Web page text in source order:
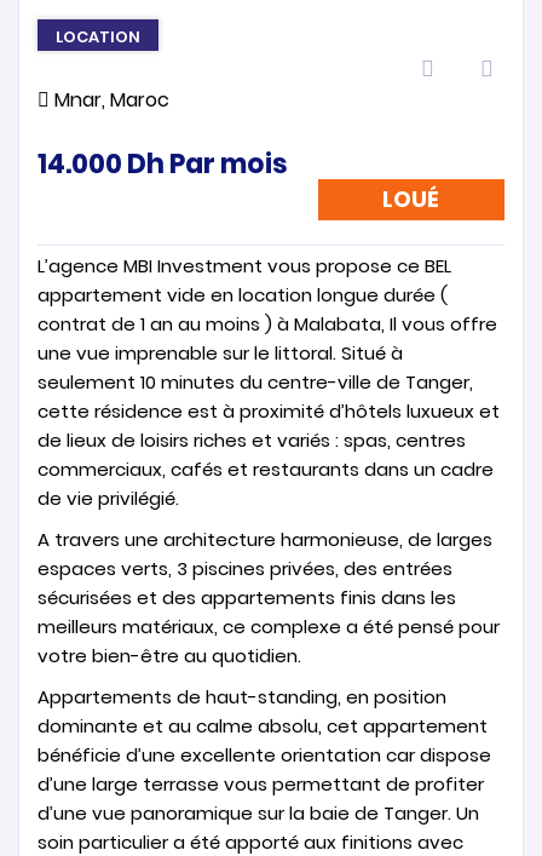
LOCATION
Mnar, Maroc
14.000DhPar mois
LOUÉ
L’agence MBI Investment vous propose ce BEL
appartement vide en location longue durée (
contrat de 1 an au moins ) à Malabata, Il vous offre
une vue imprenable sur le littoral. Situé à
seulement 10 minutes du centre-ville de Tanger,
cette résidence est à proximité d’hôtels luxueux et
de lieux de loisirs riches et variés : spas, centres
commerciaux, cafés et restaurants dans un cadre
de vie privilégié.
A travers une architecture harmonieuse, de larges
espaces verts, 3 piscines privées, des entrées
sécurisées et des appartements finis dans les
meilleurs matériaux, ce complexe a été pensé pour
votre bien-être au quotidien.
Appartements de haut-standing, en position
dominante et au calme absolu, cet appartement
bénéficie d’une excellente orientation car dispose
d’une large terrasse vous permettant de profiter
d’une vue panoramique sur la baie de Tanger. Un
soin particulier a été apporté aux finitions avec